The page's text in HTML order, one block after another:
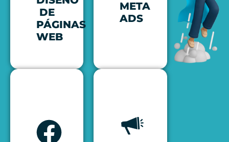
DE
PÁGINAS
WEB
META
ADS